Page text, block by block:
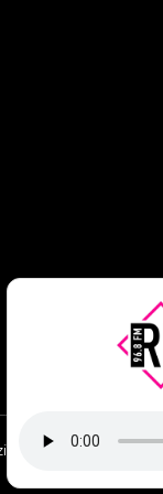
al Tribunale di